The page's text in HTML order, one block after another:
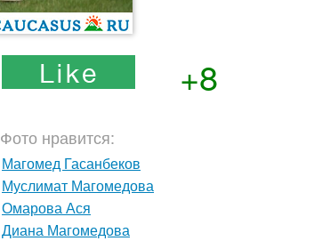
+8
Фото нравится:
Магомед Гасанбеков
Муслимат Магомедова
Омарова Ася
Диана Магомедова